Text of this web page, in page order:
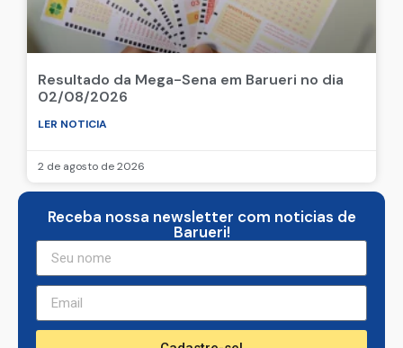
Resultado da Mega-Sena em Barueri no dia
02/08/2026
2 de agosto de 2026
Receba nossa newsletter com noticias de